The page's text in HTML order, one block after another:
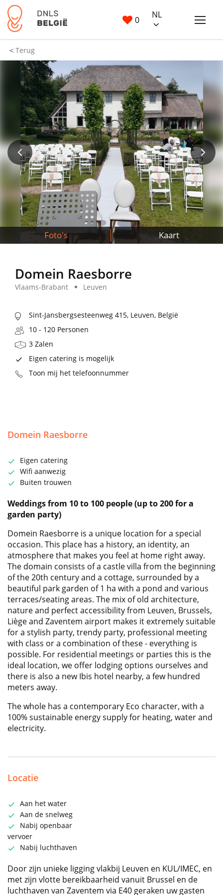
0 NL
Terug
Foto's Kaart
Domein Raesborre
Vlaams-Brabant Leuven
Sint-Jansbergsesteenweg 415, Leuven, België
10 - 120 Personen
3 Zalen
Eigen catering is mogelijk
Toon mij het telefoonnummer
Domein Raesborre
Eigen catering
Wifi aanwezig
Buiten trouwen
Weddings from 10 to 100 people (up to 200 for a
garden party)
Domein Raesborre is a unique location for a special
occasion. This place has a history, an identity, an
atmosphere that makes you feel at home right away.
The domain consists of a castle villa from the beginning
of the 20th century and a cottage, surrounded by a
beautiful park garden of 1 ha with a pond and various
terraces/seating areas. The mix of old architecture,
nature and perfect accessibility from Leuven, Brussels,
Liège and Zaventem airport makes it extremely suitable
for a stylish party, trendy party, professional meeting
with class or a combination of these - everything is
possible. For residential meetings or parties this is the
ideal location, we offer lodging options ourselves and
there is also a new Ibis hotel nearby, a few hundred
meters away.
The whole has a contemporary Eco character, with a
100% sustainable energy supply for heating, water and
electricity.
Locatie
Aan het water
Aan de snelweg
Nabij openbaar
vervoer
Nabij luchthaven
Door zijn unieke ligging vlakbij Leuven en KUL/IMEC, en
met zijn vlotte bereikbaarheid vanuit Brussel en de
luchthaven van Zaventem via E40 geraken uw gasten